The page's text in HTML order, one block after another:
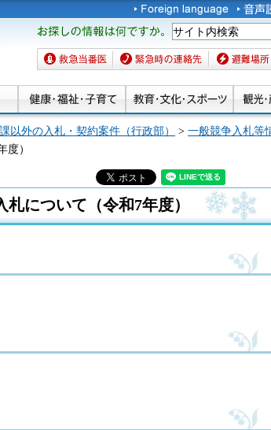
お探しの情報は何です
か。
救急当番医 緊急時の連絡先 避難場所
以外の入札・契約案件（行政部） > 一般競争入札等
度）
について（令和7年度）